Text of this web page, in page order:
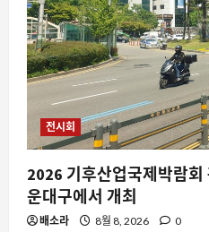
전시회
2026 기후산업국제박람회
운대구에서 개최
배소라 8월 8, 2026 0